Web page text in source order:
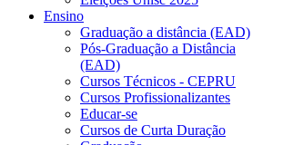
Ensino
Graduação a distância (EAD)
Pós-Graduação a Distância
(EAD)
Cursos Técnicos - CEPRU
Cursos Profissionalizantes
Educar-se
Cursos de Curta Duração